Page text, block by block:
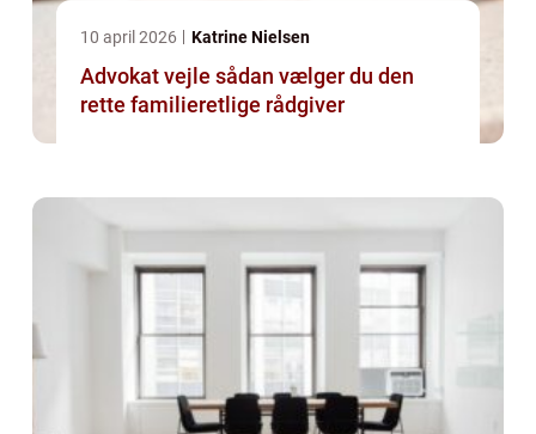
10 april 2026 Katrine Nielsen
Advokat vejle sådan vælger du den
rette familieretlige rådgiver